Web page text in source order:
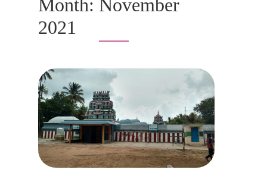
Month: November
2021